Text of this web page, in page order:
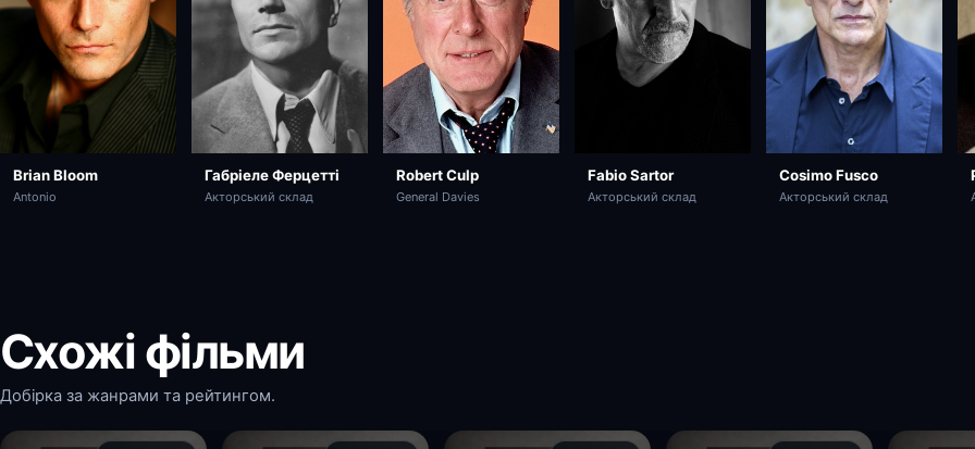
Brian Bloom
Antonio
Габріеле Ферцетті
Акторський склад
Robert Culp
General Davies
Fabio Sartor
Акторський склад
Cosimo Fusco
Акторський склад
Схожі фільми
Добірка за жанрами та рейтингом.